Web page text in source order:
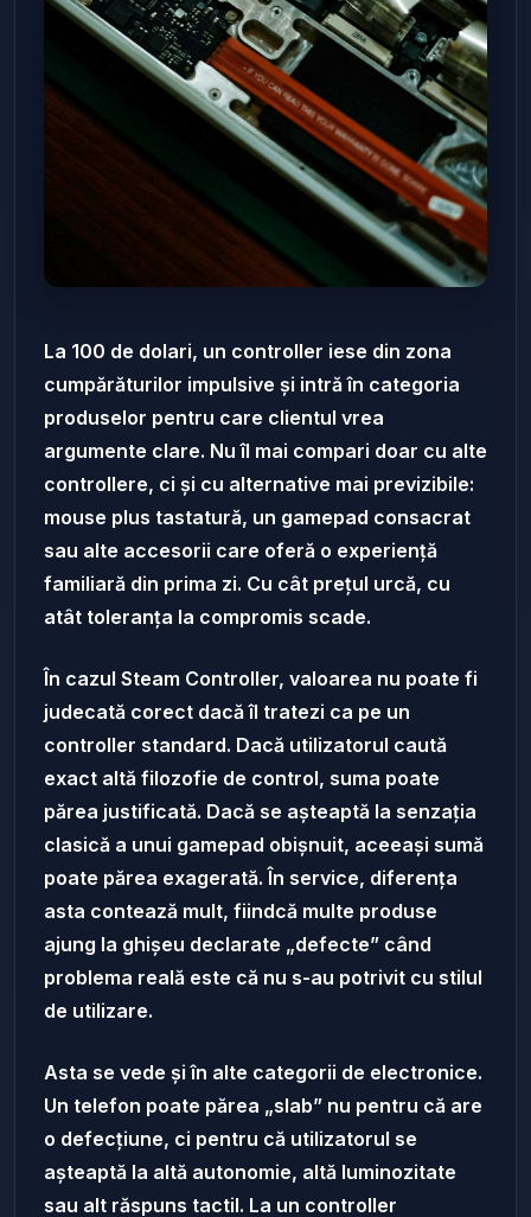
La 100 de dolari, un controller iese din zona
cumpărăturilor impulsive și intră în categoria
produselor pentru care clientul vrea
argumente clare. Nu îl mai compari doar cu alte
controllere, ci și cu alternative mai previzibile:
mouse plus tastatură, un gamepad consacrat
sau alte accesorii care oferă o experiență
familiară din prima zi. Cu cât prețul urcă, cu
atât toleranța la compromis scade.
În cazul Steam Controller, valoarea nu poate fi
judecată corect dacă îl tratezi ca pe un
controller standard. Dacă utilizatorul caută
exact altă filozofie de control, suma poate
părea justificată. Dacă se așteaptă la senzația
clasică a unui gamepad obișnuit, aceeași sumă
poate părea exagerată. În service, diferența
asta contează mult, fiindcă multe produse
ajung la ghișeu declarate „defecte” când
problema reală este că nu s-au potrivit cu stilul
de utilizare.
Asta se vede și în alte categorii de electronice.
Un telefon poate părea „slab” nu pentru că are
o defecțiune, ci pentru că utilizatorul se
așteaptă la altă autonomie, altă luminozitate
sau alt răspuns tactil. La un controller